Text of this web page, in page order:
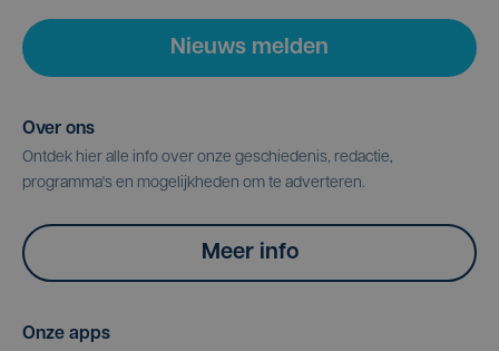
Nieuws melden
Over ons
Ontdek hier alle info over onze geschiedenis, redactie,
programma's en mogelijkheden om te adverteren.
Meer info
Onze apps